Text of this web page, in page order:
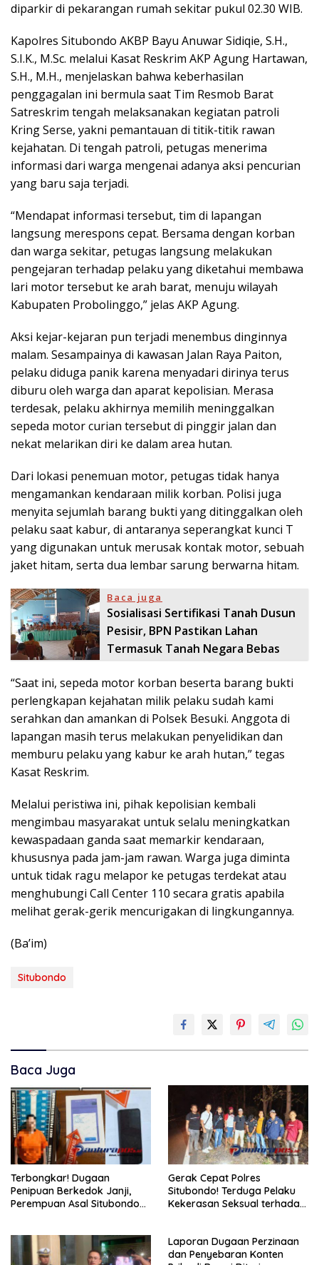
diparkir di pekarangan rumah sekitar pukul 02.30 WIB.
Kapolres Situbondo AKBP Bayu Anuwar Sidiqie, S.H.,
S.I.K., M.Sc. melalui Kasat Reskrim AKP Agung Hartawan,
S.H., M.H., menjelaskan bahwa keberhasilan
penggagalan ini bermula saat Tim Resmob Barat
Satreskrim tengah melaksanakan kegiatan patroli
Kring Serse, yakni pemantauan di titik-titik rawan
kejahatan. Di tengah patroli, petugas menerima
informasi dari warga mengenai adanya aksi pencurian
yang baru saja terjadi.
“Mendapat informasi tersebut, tim di lapangan
langsung merespons cepat. Bersama dengan korban
dan warga sekitar, petugas langsung melakukan
pengejaran terhadap pelaku yang diketahui membawa
lari motor tersebut ke arah barat, menuju wilayah
Kabupaten Probolinggo,” jelas AKP Agung.
Aksi kejar-kejaran pun terjadi menembus dinginnya
malam. Sesampainya di kawasan Jalan Raya Paiton,
pelaku diduga panik karena menyadari dirinya terus
diburu oleh warga dan aparat kepolisian. Merasa
terdesak, pelaku akhirnya memilih meninggalkan
sepeda motor curian tersebut di pinggir jalan dan
nekat melarikan diri ke dalam area hutan.
Dari lokasi penemuan motor, petugas tidak hanya
mengamankan kendaraan milik korban. Polisi juga
menyita sejumlah barang bukti yang ditinggalkan oleh
pelaku saat kabur, di antaranya seperangkat kunci T
yang digunakan untuk merusak kontak motor, sebuah
jaket hitam, serta dua lembar sarung berwarna hitam.
Baca juga
Sosialisasi Sertifikasi Tanah Dusun
Pesisir, BPN Pastikan Lahan
Termasuk Tanah Negara Bebas
“Saat ini, sepeda motor korban beserta barang bukti
perlengkapan kejahatan milik pelaku sudah kami
serahkan dan amankan di Polsek Besuki. Anggota di
lapangan masih terus melakukan penyelidikan dan
memburu pelaku yang kabur ke arah hutan,” tegas
Kasat Reskrim.
Melalui peristiwa ini, pihak kepolisian kembali
mengimbau masyarakat untuk selalu meningkatkan
kewaspadaan ganda saat memarkir kendaraan,
khususnya pada jam-jam rawan. Warga juga diminta
untuk tidak ragu melapor ke petugas terdekat atau
menghubungi Call Center 110 secara gratis apabila
melihat gerak-gerik mencurigakan di lingkungannya.
(Ba’im)
Situbondo
Baca Juga
Terbongkar! Dugaan
Penipuan Berkedok Janji,
Perempuan Asal Situbondo
Gerak Cepat Polres
Situbondo! Terduga Pelaku
Kekerasan Seksual terhadap
Laporan Dugaan Perzinaan
dan Penyebaran Konten